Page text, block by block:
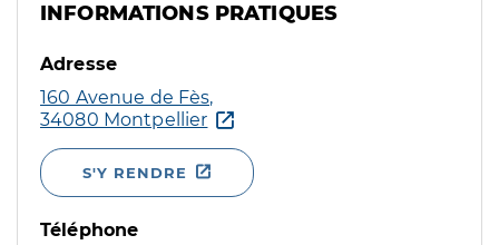
INFORMATIONS PRATIQUES
Adresse
160 Avenue de Fès,
34080 Montpellier
S'Y RENDRE
Téléphone